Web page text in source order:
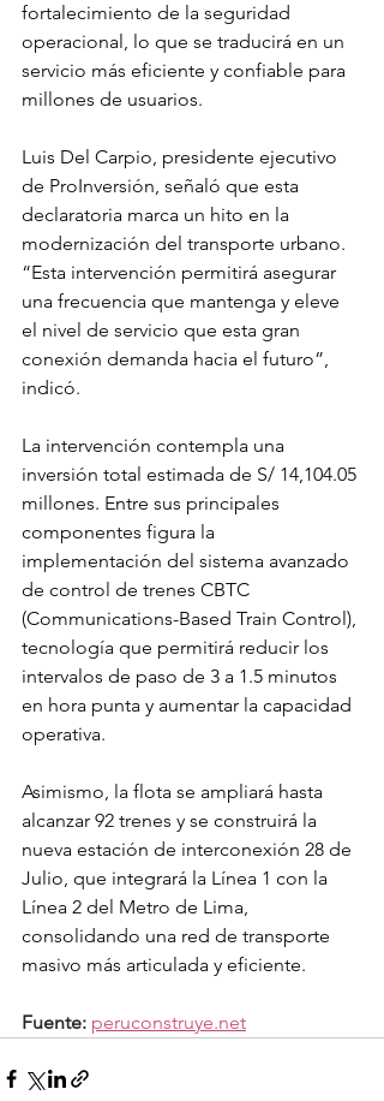
fortalecimiento de la seguridad
operacional, lo que se traducirá en un
servicio más eficiente y confiable para
millones de usuarios.
Luis Del Carpio, presidente ejecutivo
de ProInversión, señaló que esta
declaratoria marca un hito en la
modernización del transporte urbano.
“Esta intervención permitirá asegurar
una frecuencia que mantenga y eleve
el nivel de servicio que esta gran
conexión demanda hacia el futuro”,
indicó.
La intervención contempla una
inversión total estimada de S/ 14,104.05
millones. Entre sus principales
componentes figura la
implementación del sistema avanzado
de control de trenes CBTC
(Communications-Based Train Control),
tecnología que permitirá reducir los
intervalos de paso de 3 a 1.5 minutos
en hora punta y aumentar la capacidad
operativa.
Asimismo, la flota se ampliará hasta
alcanzar 92 trenes y se construirá la
nueva estación de interconexión 28 de
Julio, que integrará la Línea 1 con la
Línea 2 del Metro de Lima,
consolidando una red de transporte
masivo más articulada y eficiente.
Fuente: peruconstruye.net